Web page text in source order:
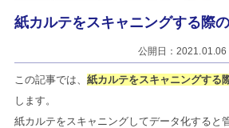
紙カルテをスキャニングする際
公開日：
この記事では、紙カルテをスキャニングする
します。
紙カルテをスキャニングしてデータ化すると